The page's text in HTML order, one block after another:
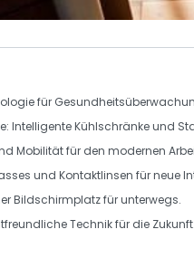
für
: Intelligente Kühlschränke und
Mobilität für den modernen
und Kontaktlinsen für neue
Bildschirmplatz für unterwegs.
Technik für die